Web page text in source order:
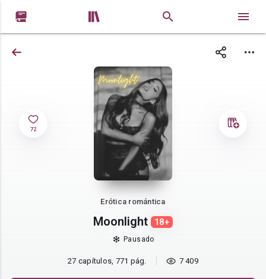
 
72
Erótica romántica
Moonlight 18+
Pausado
27 capítulos, 771 pág. 7 409